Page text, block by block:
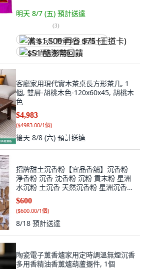
明天 8/7 (五) 預計送達
(3)
满 $1,500 再省 $75 (王道卡)
$51 酷澎幣回饋
客廳家用現代實木茶桌長方形茶几, 1
個, 雙層-胡桃木色-120x60x45, 胡桃木
色
$4,983
($4983.00/1個)
後天 8/8 (六) 預計送達
招牌甜土沉香粉【宜品香舖】沉香粉
淨香粉 沉香 沈香粉 沉粉 貢末粉 星洲
水沉粉 土沉香 天然沉香粉 星洲沉香
原木香粉, 1個, 招牌甜土 沉香粉,一斤
裝
$600
($600.00/1個)
8/18 預計送達
陶瓷電子薰香爐家用定時調溫無煙沉香
多用香精油香薰爐葫蘆擺件, 1個